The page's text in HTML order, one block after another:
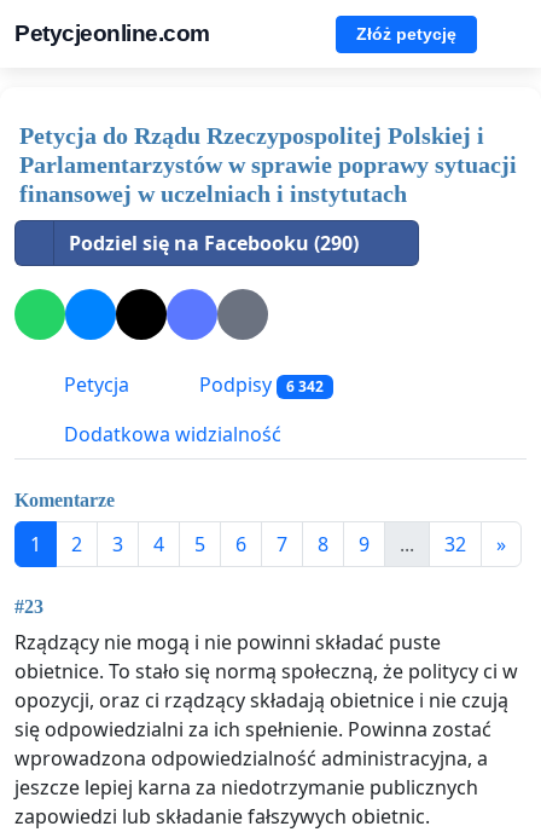
Petycjeonline.com Złóż petycję
Petycja do Rządu Rzeczypospolitej Polskiej i
Parlamentarzystów w sprawie poprawy sytuacji
finansowej w uczelniach i instytutach
Podziel się na Facebooku (290)
Petycja Podpisy 6 342
Dodatkowa widzialność
Komentarze
1 2 3 4 5 6 7 8 9 ... 32 »
#23
Rządzący nie mogą i nie powinni składać puste
obietnice. To stało się normą społeczną, że politycy ci w
opozycji, oraz ci rządzący składają obietnice i nie czują
się odpowiedzialni za ich spełnienie. Powinna zostać
wprowadzona odpowiedzialność administracyjna, a
jeszcze lepiej karna za niedotrzymanie publicznych
zapowiedzi lub składanie fałszywych obietnic.